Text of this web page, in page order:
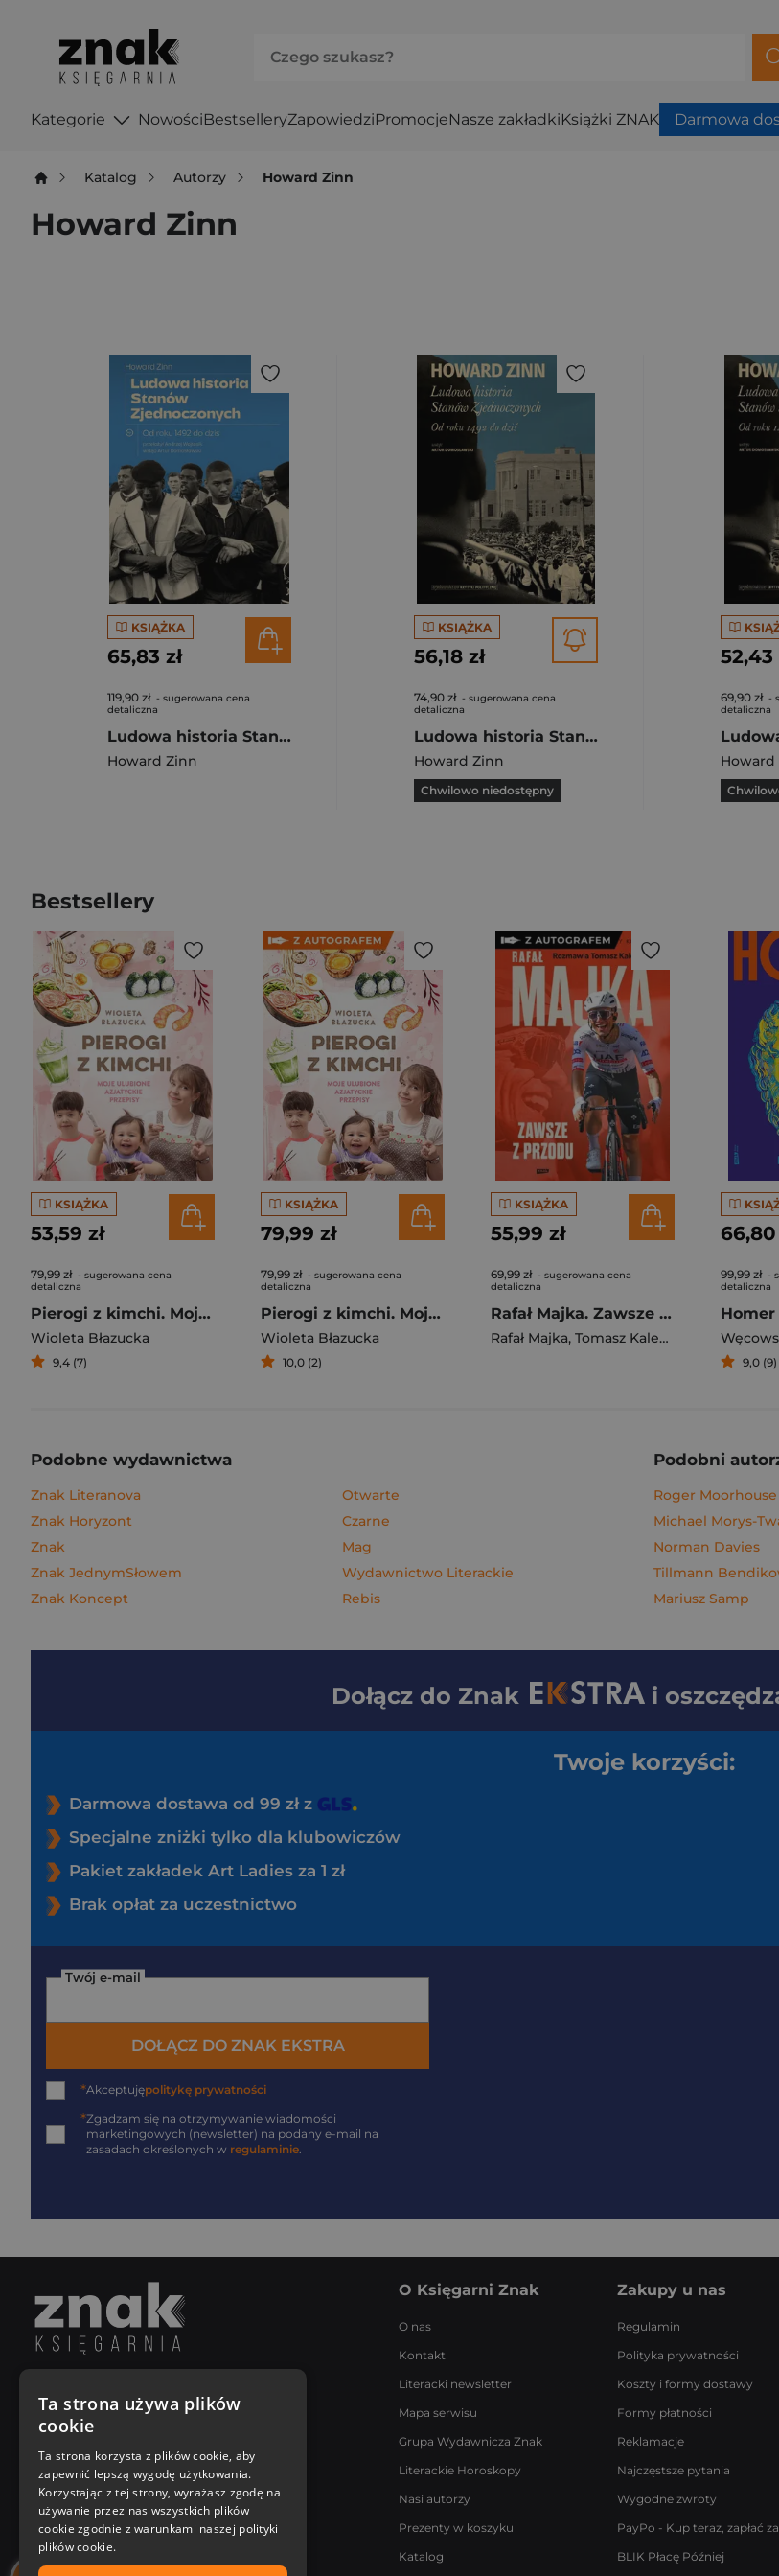
Kategorie NowościBestselleryZapowiedziPromocjeNasze zakładkiKsiążki ZNAK Darmowa
Katalog Autorzy Howard Zinn
Howard Zinn
KSIĄŻKA
65,83 zł
119,90 zł - sugerowana cena
detaliczna
Ludowa historia Stanów Zjednoczonych. Od roku 1492 do dziś wyd. 2
Howard Zinn
KSIĄŻKA
56,18 zł
74,90 zł - sugerowana cena
detaliczna
Ludowa historia Stanów Zjednoczonych Od roku 1492 do dziś
Howard Zinn
Chwilowo niedostępny
52,43
69,90 zł -
detaliczna
Howard
Bestsellery
KSIĄŻKA
53,59 zł
79,99 zł - sugerowana cena
detaliczna
Pierogi z kimchi. Moje ulubione azjatyckie przepisy
Wioleta Błazucka
9,4 (7)
KSIĄŻKA
79,99 zł
79,99 zł - sugerowana cena
detaliczna
Pierogi z kimchi. Moje ulubione azjatyckie przepisy - książka z autografem
Wioleta Błazucka
10,0 (2)
KSIĄŻKA
55,99 zł
69,99 zł - sugerowana cena
detaliczna
Rafał Majka. Zawsze z przodu. Rozmawia Tomasz Kalemba - książka z autografem
Rafał Majka, Tomasz Kalemba
66,80
99,99 zł -
detaliczna
Homer
9,0 (9)
Podobne wydawnictwa
Znak Literanova
Znak Horyzont
Znak
Znak JednymSłowem
Znak Koncept
Otwarte
Czarne
Mag
Wydawnictwo Literackie
Rebis
Podobni
Roger Moorhouse
Michael Morys-
Norman Davies
Tillmann
Mariusz Samp
Dołącz do Znak i
Twoje korzyści:
Darmowa dostawa od 99 zł z
Specjalne zniżki tylko dla klubowiczów
Pakiet zakładek Art Ladies za 1 zł
Brak opłat za uczestnictwo
Twój e-mail
DOŁĄCZ DO ZNAK EKSTRA
*Akceptujępolitykę prywatności
*Zgadzam się na otrzymywanie wiadomości
marketingowych (newsletter) na podany e-mail na
zasadach określonych w regulaminie.
Poniedziałek - Piątek
8:00 - 18:00
[email protected]
Bądź z nami na bieżąco
O Księgarni Znak
O nas
Kontakt
Literacki newsletter
Mapa serwisu
Grupa Wydawnicza Znak
Literackie Horoskopy
Nasi autorzy
Prezenty w koszyku
Katalog
Zakupy u nas
Regulamin
Polityka prywatności
Koszty i formy dostawy
Formy płatności
Reklamacje
Najczęstsze pytania
Wygodne zwroty
PayPo - Kup teraz, zapłać
BLIK Płacę Później
Ta strona używa plików
cookie
Ta strona korzysta z plików cookie, aby
zapewnić lepszą wygodę użytkowania.
Korzystając z tej strony, wyrażasz zgodę na
używanie przez nas wszystkich plików
cookie zgodnie z warunkami naszej polityki
plików cookie.